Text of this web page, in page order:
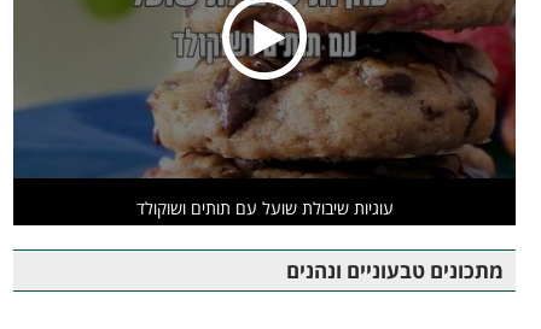
עוגיות שיבולת שועל עם תותים ושוקולד
מתכונים טבעוניים ונהנים